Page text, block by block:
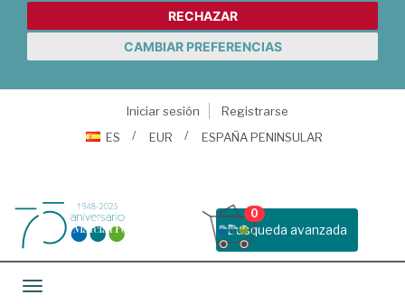
RECHAZAR
CAMBIAR PREFERENCIAS
Iniciar sesión
Registrarse
ES
EUR ESPAÑA PENINSULAR
Busqueda avanzada
0
Toggle navigation